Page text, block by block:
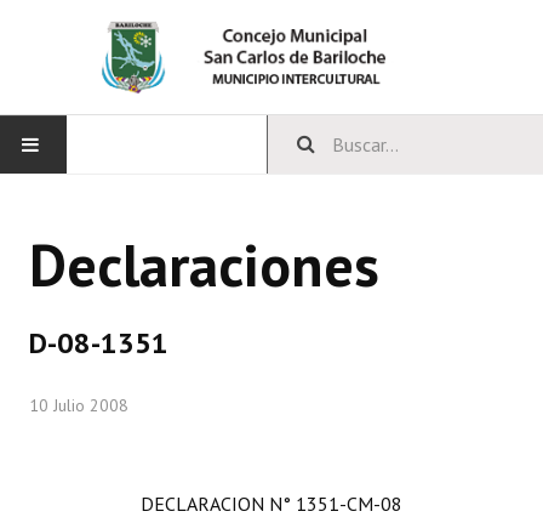
CONCEJO
Declaraciones
D-08-1351
10 Julio 2008
DECLARACION N° 1351-CM-08